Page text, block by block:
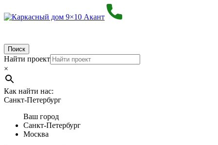
Поиск
Найти проект
×
Как найти нас:
Санкт-Петербург
Ваш город
Санкт-Петербург
Москва